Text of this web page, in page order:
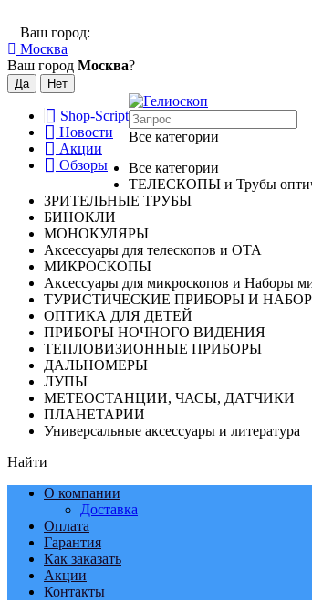
Ваш город:
Москва
Ваш город Москва?
Shop-Script
Новости
Акции
Обзоры
Все категории
Все категории
ТЕЛЕСКОПЫ и Трубы
ЗРИТЕЛЬНЫЕ ТРУБЫ
БИНОКЛИ
МОНОКУЛЯРЫ
Аксессуары для телескопов и ОТА
МИКРОСКОПЫ
Аксессуары для микроскопов и Наборы
ТУРИСТИЧЕСКИЕ ПРИБОРЫ И
ОПТИКА ДЛЯ ДЕТЕЙ
ПРИБОРЫ НОЧНОГО ВИДЕНИЯ
ТЕПЛОВИЗИОННЫЕ ПРИБОРЫ
ДАЛЬНОМЕРЫ
ЛУПЫ
МЕТЕОСТАНЦИИ, ЧАСЫ, ДАТЧИКИ
ПЛАНЕТАРИИ
Универсальные аксессуары и литература
Найти
О компании
Доставка
Оплата
Гарантия
Как заказать
Акции
Контакты